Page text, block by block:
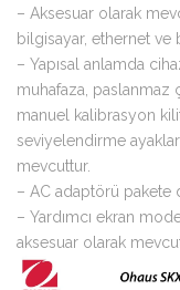
– Aksesuar olarak
bilgisayar, ethernet ve
– Yapısal anlamda
muhafaza, paslanmaz
manuel kalibrasyon
seviyelendirme
mevcuttur.
– AC adaptörü pakete
– Yardımcı ekran
aksesuar olarak